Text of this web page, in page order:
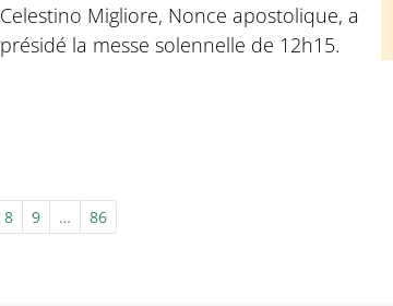
Celestino Migliore, Nonce apostolique, a
présidé la messe solennelle de 12h15.
8 9 … 86